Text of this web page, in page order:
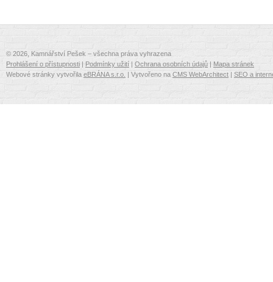
© 2026, Kamnářství Pešek – všechna práva vyhrazena
Prohlášení o přístupnosti | Podmínky užití | Ochrana osobních údajů | Mapa stránek
Webové stránky vytvořila eBRÁNA s.r.o. | Vytvořeno na CMS WebArchitect | SEO a